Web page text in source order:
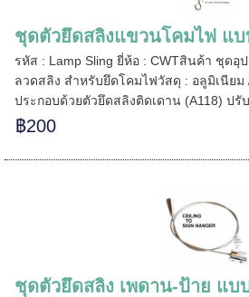
ชุดตัวยึดสลิงแขวนโคมไฟ แ
รหัส : Lamp Sling ยี่ห้อ : CWTสินค้า ชุด
ลวดสลิง สำหรับยึดโคมไฟวัสดุ : อลูมิเนียม
ประกอบด้วยตัวยึดสลิงติดเดาน (A118) ปรั
฿200
ชุดตัวยึดสลิง เพดาน-ป้าย แบ